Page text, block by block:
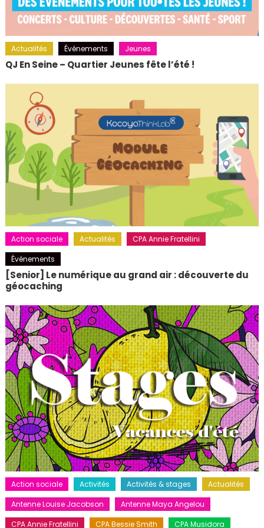
Actualités Événements Jeunes
QJ En Seine – Quartier Jeunes fête l’été !
Action sociale Actualités
CPA Annie Fratellini
Événements
[Senior] Le numérique au grand air : découverte du
géocaching
Action sociale Activités Activités & stages
Actualités
Antenne Louise Jacobson
Antenne Maya Angelou
CPA Annie Fratellini
CPA Bessie Smith
CPA Musidora